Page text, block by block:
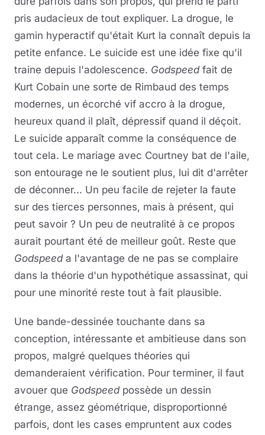
pris audacieux de tout expliquer. La drogue, le
gamin hyperactif qu'était Kurt la connaît depuis la
petite enfance. Le suicide est une idée fixe qu'il
traine depuis l'adolescence. Godspeedfait de
Kurt Cobain une sorte de Rimbaud des temps
modernes, un écorché vif accro à la drogue,
heureux quand il plaît, dépressif quand il déçoit.
Le suicide apparaît comme la conséquence de
tout cela. Le mariage avec Courtney bat de l'aile,
son entourage ne le soutient plus, lui dit d'arrêter
de déconner... Un peu facile de rejeter la faute
sur des tierces personnes, mais à présent, qui
peut savoir ? Un peu de neutralité à ce propos
aurait pourtant été de meilleur goût. Reste que
Godspeeda l'avantage de ne pas se complaire
dans la théorie d'un hypothétique assassinat, qui
pour une minorité reste tout à fait plausible.
Une bande-dessinée touchante dans sa
conception, intéressante et ambitieuse dans son
propos, malgré quelques théories qui
demanderaient vérification. Pour terminer, il faut
avouer que Godspeedpossède un dessin
étrange, assez géométrique, disproportionné
parfois, dont les cases empruntent aux codes